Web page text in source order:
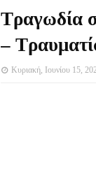
Τραγωδία
–
Κυριακή, Ιουνίου 15,